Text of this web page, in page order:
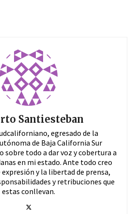
Santiesteban
egresado de la
de Baja California Sur
sobre todo a dar voz y cobertura a
en mi estado. Ante todo creo
y la libertad de prensa,
y retribuciones que
estas conllevan.